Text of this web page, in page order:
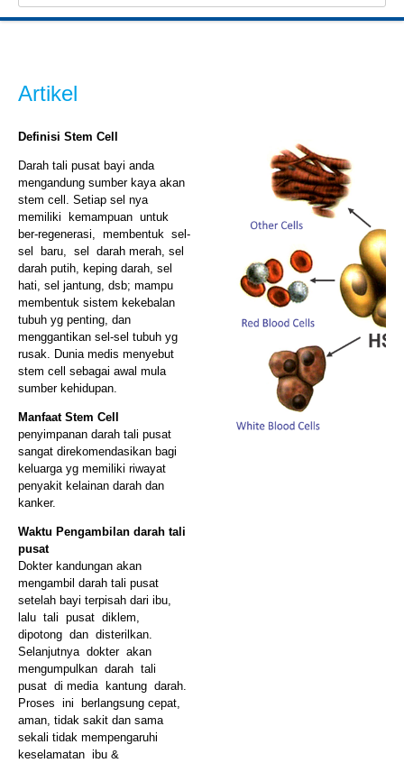
Artikel
Definisi Stem Cell
Darah tali pusat bayi anda
mengandung sumber kaya akan
stem cell. Setiap sel nya
memiliki kemampuan untuk
ber-regenerasi, membentuk sel-
sel baru, sel darah merah, sel
darah putih, keping darah, sel
hati, sel jantung, dsb; mampu
membentuk sistem kekebalan
tubuh yg penting, dan
menggantikan sel-sel tubuh yg
rusak. Dunia medis menyebut
stem cell sebagai awal mula
sumber kehidupan.
Manfaat Stem Cell
penyimpanan darah tali pusat
sangat direkomendasikan bagi
keluarga yg memiliki riwayat
penyakit kelainan darah dan
kanker.
Waktu Pengambilan darah tali
pusat
Dokter kandungan akan
mengambil darah tali pusat
setelah bayi terpisah dari ibu,
lalu tali pusat diklem,
dipotong dan disterilkan.
Selanjutnya dokter akan
mengumpulkan darah tali
pusat di media kantung darah.
Proses ini berlangsung cepat,
aman, tidak sakit dan sama
sekali tidak mempengaruhi
keselamatan ibu &